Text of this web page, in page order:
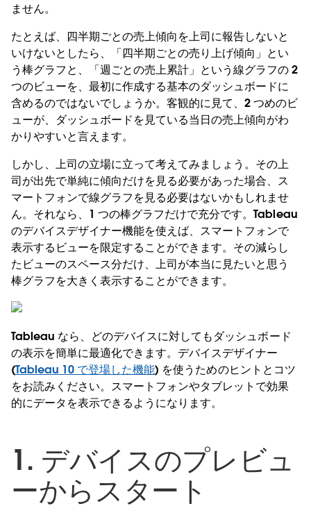
ません。
たとえば、四半期ごとの売上傾向を上司に報告しないと
いけないとしたら、「四半期ごとの売り上げ傾向」とい
う棒グラフと、「週ごとの売上累計」という線グラフの 2
つのビューを、最初に作成する基本のダッシュボードに
含めるのではないでしょうか。客観的に見て、2 つめのビ
ューが、ダッシュボードを見ている当日の売上傾向がわ
かりやすいと言えます。
しかし、上司の立場に立って考えてみましょう。その上
司が出先で単純に傾向だけを見る必要があった場合、ス
マートフォンで線グラフを見る必要はないかもしれませ
ん。それなら、1 つの棒グラフだけで充分です。Tableau
のデバイスデザイナー機能を使えば、スマートフォンで
表示するビューを限定することができます。その減らし
たビューのスペース分だけ、上司が本当に見たいと思う
棒グラフを大きく表示することができます。
Tableau なら、どのデバイスに対してもダッシュボード
の表示を簡単に最適化できます。デバイスデザイナー
(Tableau 10 で登場した機能) を使うためのヒントとコツ
をお読みください。スマートフォンやタブレットで効果
的にデータを表示できるようになります。
1. デバイスのプレビュ
ーからスタート